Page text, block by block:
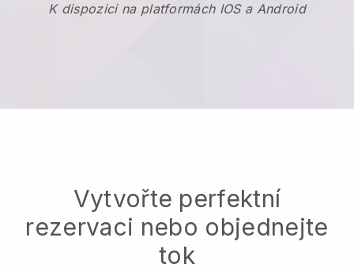
K dispozici na platformách IOS a Android
Vytvořte perfektní
rezervaci nebo objednejte
tok